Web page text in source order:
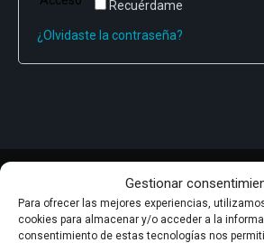
Gestionar
Para ofrecer las mejores experiencias,
cookies para almacenar y/o acceder a la
consentimiento de estas tecnologías nos
Recuérdame
¿Olvidaste la contraseña?